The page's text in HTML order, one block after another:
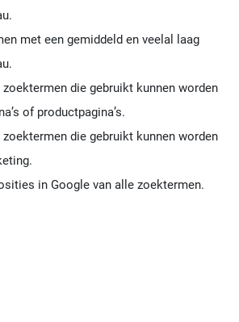
met een gemiddeld en veelal laag
die gebruikt kunnen worden
of productpagina’s.
die gebruikt kunnen worden
in Google van alle zoektermen.